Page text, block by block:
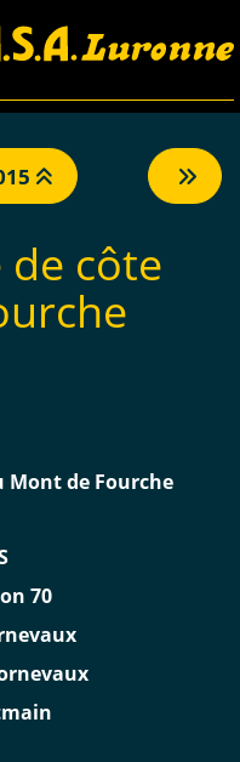
côte
Mont de Fourche
70